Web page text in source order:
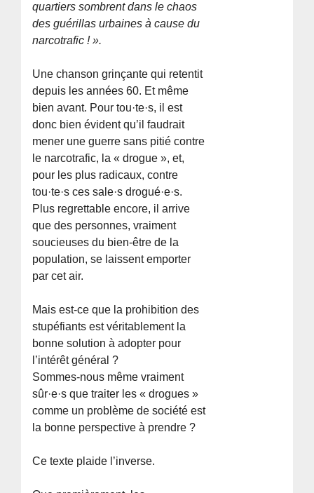
quartiers sombrent dans le chaos
des guérillas urbaines à cause du
narcotrafic ! ».
Une chanson grinçante qui retentit
depuis les années 60. Et même
bien avant. Pour tou·te·s, il est
donc bien évident qu’il faudrait
mener une guerre sans pitié contre
le narcotrafic, la « drogue », et,
pour les plus radicaux, contre
tou·te·s ces sale·s drogué·e·s.
Plus regrettable encore, il arrive
que des personnes, vraiment
soucieuses du bien-être de la
population, se laissent emporter
par cet air.
Mais est-ce que la prohibition des
stupéfiants est véritablement la
bonne solution à adopter pour
l’intérêt général ?
Sommes-nous même vraiment
sûr·e·s que traiter les « drogues »
comme un problème de société est
la bonne perspective à prendre ?
Ce texte plaide l’inverse.